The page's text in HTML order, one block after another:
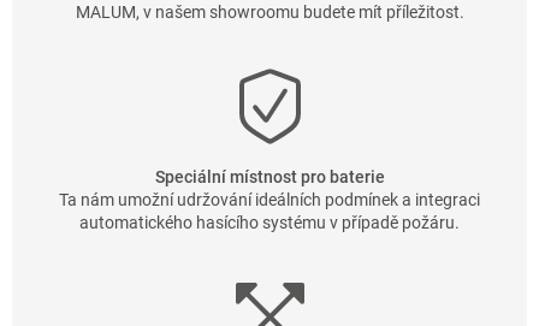
MALUM, v našem showroomu budete mít příležitost.
Speciální místnost pro baterie
Ta nám umožní udržování ideálních podmínek a integraci
automatického hasícího systému v případě požáru.